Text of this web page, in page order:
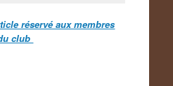
réservé aux membres
club